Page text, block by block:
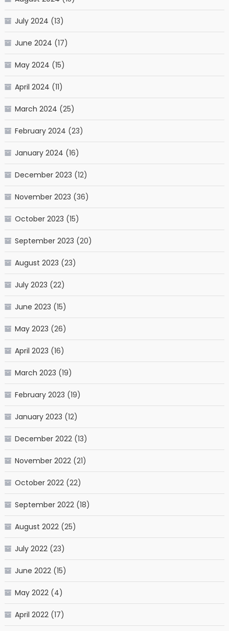
July 2024 (13)
June 2024 (17)
May 2024 (15)
April 2024 (11)
March 2024 (25)
February 2024 (23)
January 2024 (16)
December 2023 (12)
November 2023 (36)
October 2023 (15)
September 2023 (20)
August 2023 (23)
July 2023 (22)
June 2023 (15)
May 2023 (26)
April 2023 (16)
March 2023 (19)
February 2023 (19)
January 2023 (12)
December 2022(13)
November 2022(21)
October 2022(22)
September 2022(18)
August 2022(25)
July 2022(23)
June 2022(15)
May 2022(4)
April 2022(17)